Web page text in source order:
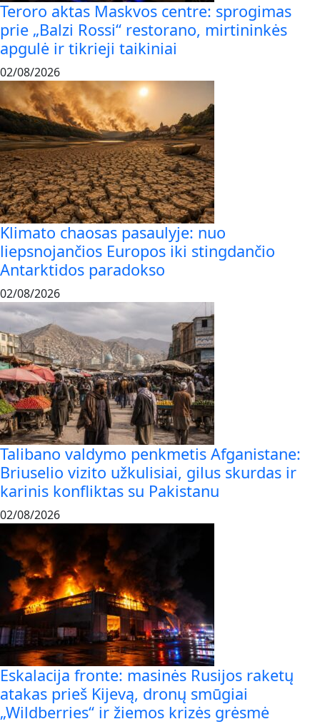
Teroro aktas Maskvos centre: sprogimas
prie „Balzi Rossi“ restorano, mirtininkės
apgulė ir tikrieji taikiniai
02/08/2026
Klimato chaosas pasaulyje: nuo
liepsnojančios Europos iki stingdančio
Antarktidos paradokso
02/08/2026
Talibano valdymo penkmetis Afganistane:
Briuselio vizito užkulisiai, gilus skurdas ir
karinis konfliktas su Pakistanu
02/08/2026
Eskalacija fronte: masinės Rusijos raketų
atakas prieš Kijevą, dronų smūgiai
„Wildberries“ ir žiemos krizės grėsmė